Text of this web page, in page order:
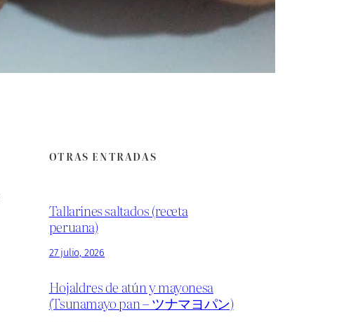
OTRAS ENTRADAS
Tallarines saltados (receta
peruana)
27 julio, 2026
Hojaldres de atún y mayonesa
(Tsunamayo pan – ツナマヨパン)